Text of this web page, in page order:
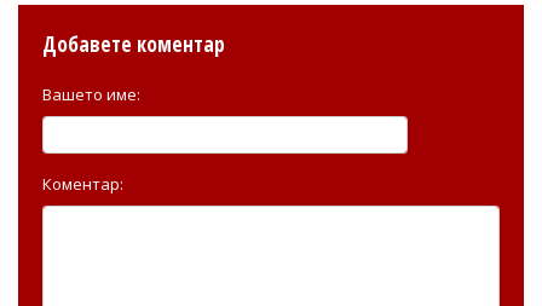
Добавете коментар
Вашето име:
Коментар: